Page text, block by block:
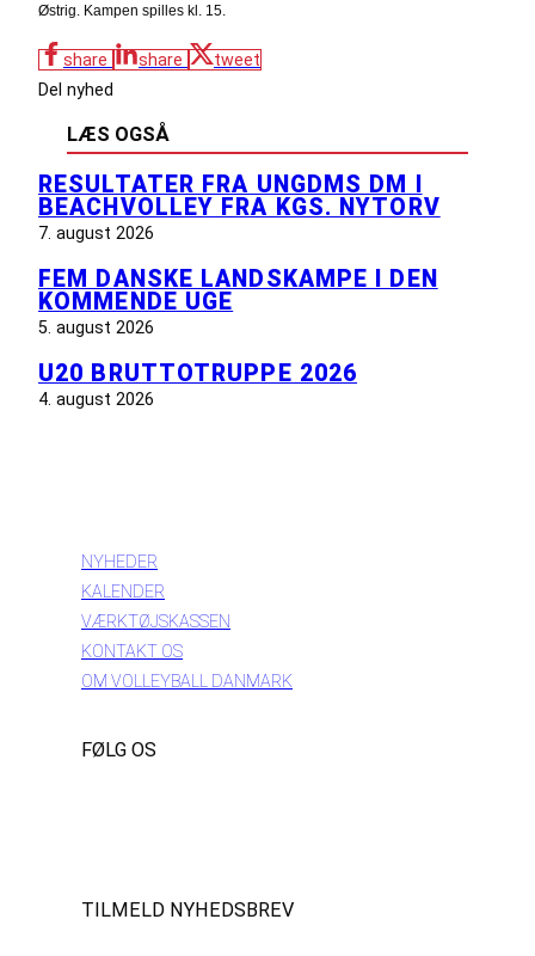
Østrig. Kampen spilles kl. 15.
share share
tweet
Del nyhed
LÆS OGSÅ
RESULTATER FRA UNGDMS DM I
BEACHVOLLEY FRA KGS. NYTORV
7. august 2026
FEM DANSKE LANDSKAMPE I DEN
KOMMENDE UGE
5. august 2026
U20 BRUTTOTRUPPE 2026
4. august 2026
NYHEDER
KALENDER
VÆRKTØJSKASSEN
KONTAKT OS
OM VOLLEYBALL DANMARK
FØLG OS
TILMELD NYHEDSBREV